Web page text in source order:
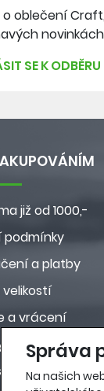
Správa
Na našich
oblečení
SE K ODBĚRU
již od 1000,-
a platby
velikostí
a vrácení
osobních údajů
na MALL.CZ